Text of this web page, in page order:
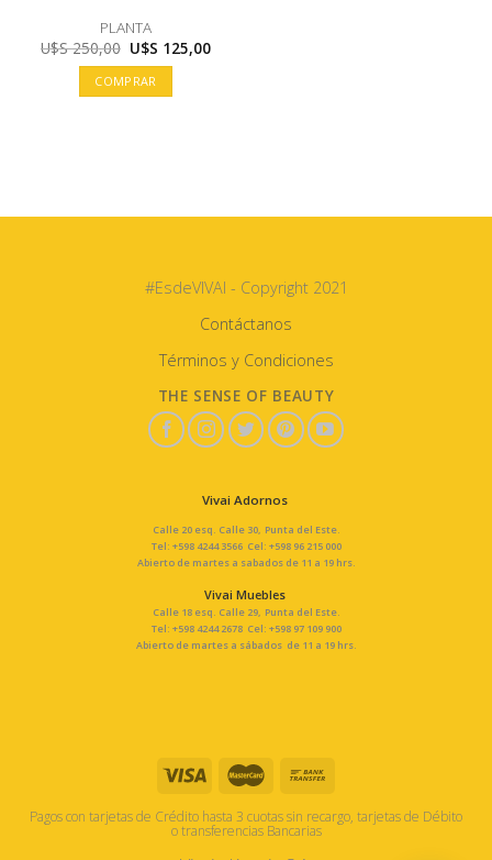
PLANTA
U$S250,00 El
precio
original
era:
U$S
U$S 125,00El
COMPRAR
#EsdeVIVAI - Copyright 2021
Contáctanos
Términos y Condiciones
THE SENSE OF BEAUTY
Vivai Adornos
Calle 20 esq. Calle 30, Punta del Este.
Tel: +598 4244 3566 Cel: +598 96 215 000
Abierto de martes a sabados de 11 a 19 hrs.
Vivai Muebles
Calle 18 esq. Calle 29, Punta del Este.
Tel: +598 4244 2678 Cel: +598 97 109 900
Abierto de martes a sábados de 11 a 19 hrs.
Pagos con tarjetas de Crédito hasta 3 cuotas sin recargo, tarjetas de Débito
o transferencias Bancarias